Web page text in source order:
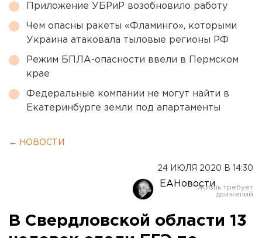
Приложение УБРиР возобновило работу
Чем опасны ракеты «Фламинго», которыми
Украина атаковала тыловые регионы РФ
Режим БПЛА-опасности ввели в Пермском
крае
Федеральные компании не могут найти в
Екатеринбурге земли под апартаменты
← НОВОСТИ
24 ИЮЛЯ 2020 В 14:30
ЕАНовости
В Свердловской области 13